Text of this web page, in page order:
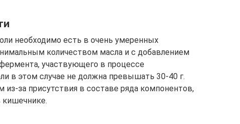
необходимо есть в очень умеренных
количеством масла и с добавлением
участвующего в процессе
в этом случае не должна превышать 30-40 г.
из-за присутствия в составе ряда компонентов,
кишечнике.